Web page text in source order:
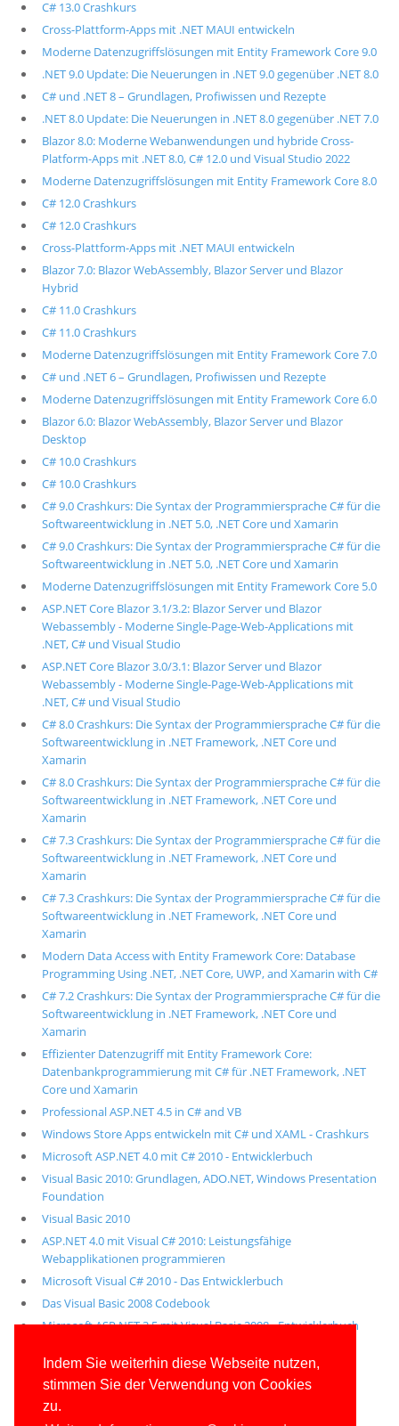
Indem Sie weiterhin diese Webseite nutzen,
stimmen Sie der Verwendung von Cookies
zu.
C# 13.0 Crashkurs
Cross-Plattform-Apps mit .NET MAUI entwickeln
Moderne Datenzugriffslösungen mit Entity Framework Core 9.0
.NET 9.0 Update: Die Neuerungen in .NET 9.0 gegenüber .NET 8.0
C# und .NET 8 – Grundlagen, Profiwissen und Rezepte
.NET 8.0 Update: Die Neuerungen in .NET 8.0 gegenüber .NET 7.0
Blazor 8.0: Moderne Webanwendungen und hybride Cross-
Platform-Apps mit .NET 8.0, C# 12.0 und Visual Studio 2022
Moderne Datenzugriffslösungen mit Entity Framework Core 8.0
C# 12.0 Crashkurs
C# 12.0 Crashkurs
Cross-Plattform-Apps mit .NET MAUI entwickeln
Blazor 7.0: Blazor WebAssembly, Blazor Server und Blazor
Hybrid
C# 11.0 Crashkurs
C# 11.0 Crashkurs
Moderne Datenzugriffslösungen mit Entity Framework Core 7.0
C# und .NET 6 – Grundlagen, Profiwissen und Rezepte
Moderne Datenzugriffslösungen mit Entity Framework Core 6.0
Blazor 6.0: Blazor WebAssembly, Blazor Server und Blazor
Desktop
C# 10.0 Crashkurs
C# 10.0 Crashkurs
C# 9.0 Crashkurs: Die Syntax der Programmiersprache C# für die
Softwareentwicklung in .NET 5.0, .NET Core und Xamarin
C# 9.0 Crashkurs: Die Syntax der Programmiersprache C# für die
Softwareentwicklung in .NET 5.0, .NET Core und Xamarin
Moderne Datenzugriffslösungen mit Entity Framework Core 5.0
ASP.NET Core Blazor 3.1/3.2: Blazor Server und Blazor
Webassembly - Moderne Single-Page-Web-Applications mit
.NET, C# und Visual Studio
ASP.NET Core Blazor 3.0/3.1: Blazor Server und Blazor
Webassembly - Moderne Single-Page-Web-Applications mit
.NET, C# und Visual Studio
C# 8.0 Crashkurs: Die Syntax der Programmiersprache C# für die
Softwareentwicklung in .NET Framework, .NET Core und
Xamarin
C# 8.0 Crashkurs: Die Syntax der Programmiersprache C# für die
Softwareentwicklung in .NET Framework, .NET Core und
Xamarin
C# 7.3 Crashkurs: Die Syntax der Programmiersprache C# für die
Softwareentwicklung in .NET Framework, .NET Core und
Xamarin
C# 7.3 Crashkurs: Die Syntax der Programmiersprache C# für die
Softwareentwicklung in .NET Framework, .NET Core und
Xamarin
Modern Data Access with Entity Framework Core: Database
Programming Using .NET, .NET Core, UWP, and Xamarin with C#
C# 7.2 Crashkurs: Die Syntax der Programmiersprache C# für die
Softwareentwicklung in .NET Framework, .NET Core und
Xamarin
Effizienter Datenzugriff mit Entity Framework Core:
Datenbankprogrammierung mit C# für .NET Framework, .NET
Core und Xamarin
Professional ASP.NET 4.5 in C# and VB
Windows Store Apps entwickeln mit C# und XAML - Crashkurs
Microsoft ASP.NET 4.0 mit C# 2010 - Entwicklerbuch
Visual Basic 2010: Grundlagen, ADO.NET, Windows Presentation
Foundation
Visual Basic 2010
ASP.NET 4.0 mit Visual C# 2010: Leistungsfähige
Webapplikationen programmieren
Microsoft Visual C# 2010 - Das Entwicklerbuch
Das Visual Basic 2008 Codebook
Microsoft ASP.NET 3.5 mit Visual Basic 2008 - Entwicklerbuch
Alle unsere aktuellen Fachbücher
E-Book-Abo für ab 99 Euro im Jahr